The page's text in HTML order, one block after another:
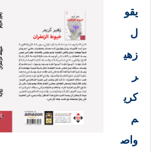
يقو
ل
زهي
ر
كري
م
واص